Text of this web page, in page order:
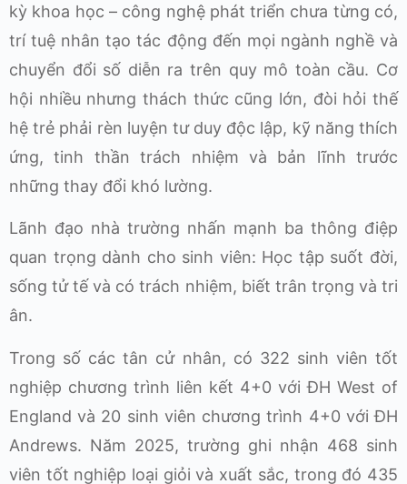
kỳ khoa học – công nghệ phát triển chưa từng có,
trí tuệ nhân tạo tác động đến mọi ngành nghề và
chuyển đổi số diễn ra trên quy mô toàn cầu. Cơ
hội nhiều nhưng thách thức cũng lớn, đòi hỏi thế
hệ trẻ phải rèn luyện tư duy độc lập, kỹ năng thích
ứng, tinh thần trách nhiệm và bản lĩnh trước
những thay đổi khó lường.
Lãnh đạo nhà trường nhấn mạnh ba thông điệp
quan trọng dành cho sinh viên: Học tập suốt đời,
sống tử tế và có trách nhiệm, biết trân trọng và tri
ân.
Trong số các tân cử nhân, có 322 sinh viên tốt
nghiệp chương trình liên kết 4+0 với ĐH West of
England và 20 sinh viên chương trình 4+0 với ĐH
Andrews. Năm 2025, trường ghi nhận 468 sinh
viên tốt nghiệp loại giỏi và xuất sắc, trong đó 435